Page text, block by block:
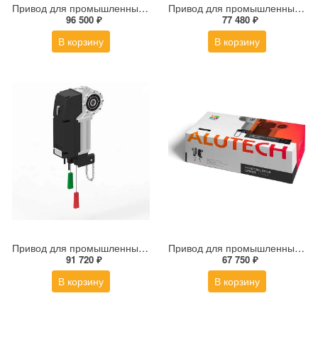
Привод для промышленных ворот TARGO TR-13018-400KIT
96 500 ₽
В корзину
Привод для промышленных ворот TR-50FC
77 480 ₽
В корзину
Привод для промышленных ворот TARGO TR-10024-400KIT
91 720 ₽
В корзину
Привод для промышленных ворот TARGO TR-5024-230KIT
67 750 ₽
В корзину